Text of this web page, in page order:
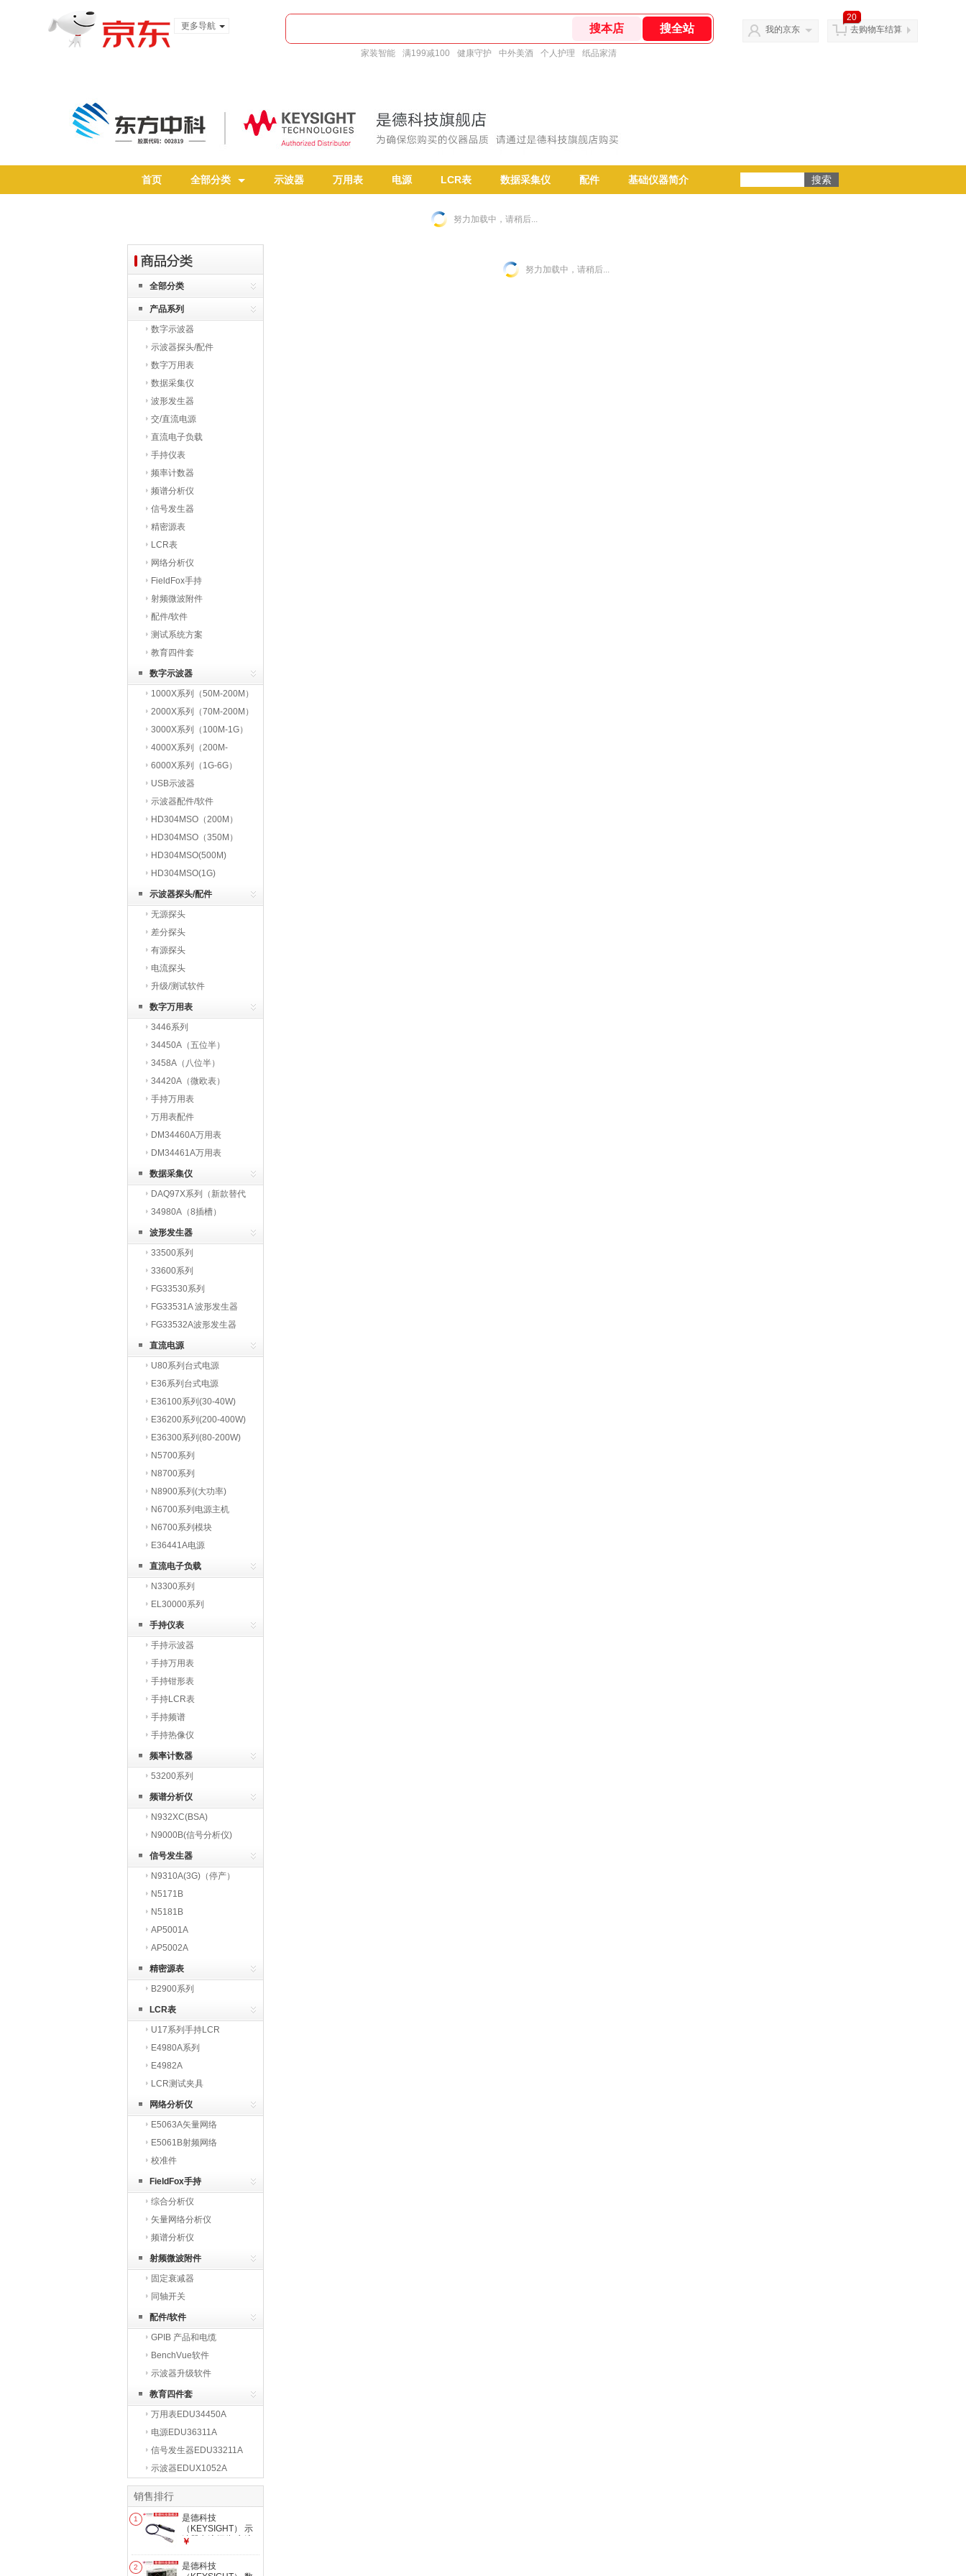
更多导航
家装智能 满199减100 健康守护 中外美酒 个人护理 纸品家清
我的京东
20
去购物车结算
首页 全部分类 示波器 万用表 电源 LCR表 数据采集仪 配件 基础仪器简介
努力加载中，请稍后...
全部分类
产品系列
数字示波器
示波器探头/配件
数字万用表
数据采集仪
波形发生器
交/直流电源
直流电子负载
手持仪表
频率计数器
频谱分析仪
信号发生器
精密源表
LCR表
网络分析仪
FieldFox手持
射频微波附件
配件/软件
测试系统方案
教育四件套
数字示波器
1000X系列（50M-200M）
2000X系列（70M-200M）
3000X系列（100M-1G）
4000X系列（200M-
1.5G）
6000X系列（1G-6G）
USB示波器
示波器配件/软件
HD304MSO（200M）
HD304MSO（350M）
HD304MSO(500M)
HD304MSO(1G)
示波器探头/配件
无源探头
差分探头
有源探头
电流探头
升级/测试软件
数字万用表
3446系列
34450A（五位半）
3458A（八位半）
34420A（微欧表）
手持万用表
万用表配件
DM34460A万用表
DM34461A万用表
数据采集仪
DAQ97X系列（新款替代
3497X系列）
34980A（8插槽）
波形发生器
33500系列
33600系列
FG33530系列
FG33531A 波形发生器
FG33532A波形发生器
直流电源
U80系列台式电源
E36系列台式电源
E36100系列(30-40W)
E36200系列(200-400W)
E36300系列(80-200W)
N5700系列
N8700系列
N8900系列(大功率)
N6700系列电源主机
N6700系列模块
E36441A电源
直流电子负载
N3300系列
EL30000系列
手持仪表
手持示波器
手持万用表
手持钳形表
手持LCR表
手持频谱
手持热像仪
频率计数器
53200系列
频谱分析仪
N932XC(BSA)
N9000B(信号分析仪)
信号发生器
N9310A(3G)（停产）
N5171B
N5181B
AP5001A
AP5002A
精密源表
B2900系列
LCR表
U17系列手持LCR
E4980A系列
E4982A
LCR测试夹具
网络分析仪
E5063A矢量网络
E5061B射频网络
校准件
FieldFox手持
综合分析仪
矢量网络分析仪
频谱分析仪
射频微波附件
固定衰减器
同轴开关
配件/软件
GPIB 产品和电缆
BenchVue软件
示波器升级软件
教育四件套
万用表EDU34450A
电源EDU36311A
信号发生器EDU33211A
示波器EDUX1052A
销售排行
1
是德科技
（KEYSIGHT） 示
波器电流探头 交流/
器附件 1147B
￥
2
是德科技
努力加载中，请稍后...